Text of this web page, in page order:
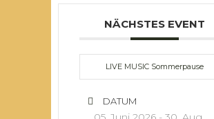
NÄCHSTES EVENT
LIVE MUSIC Sommerpause
DATUM